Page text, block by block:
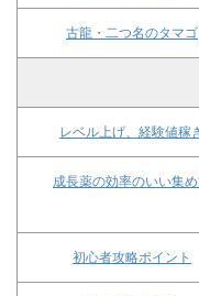
古龍・二つ名のタマゴ
レベル上げ、経験値稼
成長薬の効率のいい集
初心者攻略ポイント